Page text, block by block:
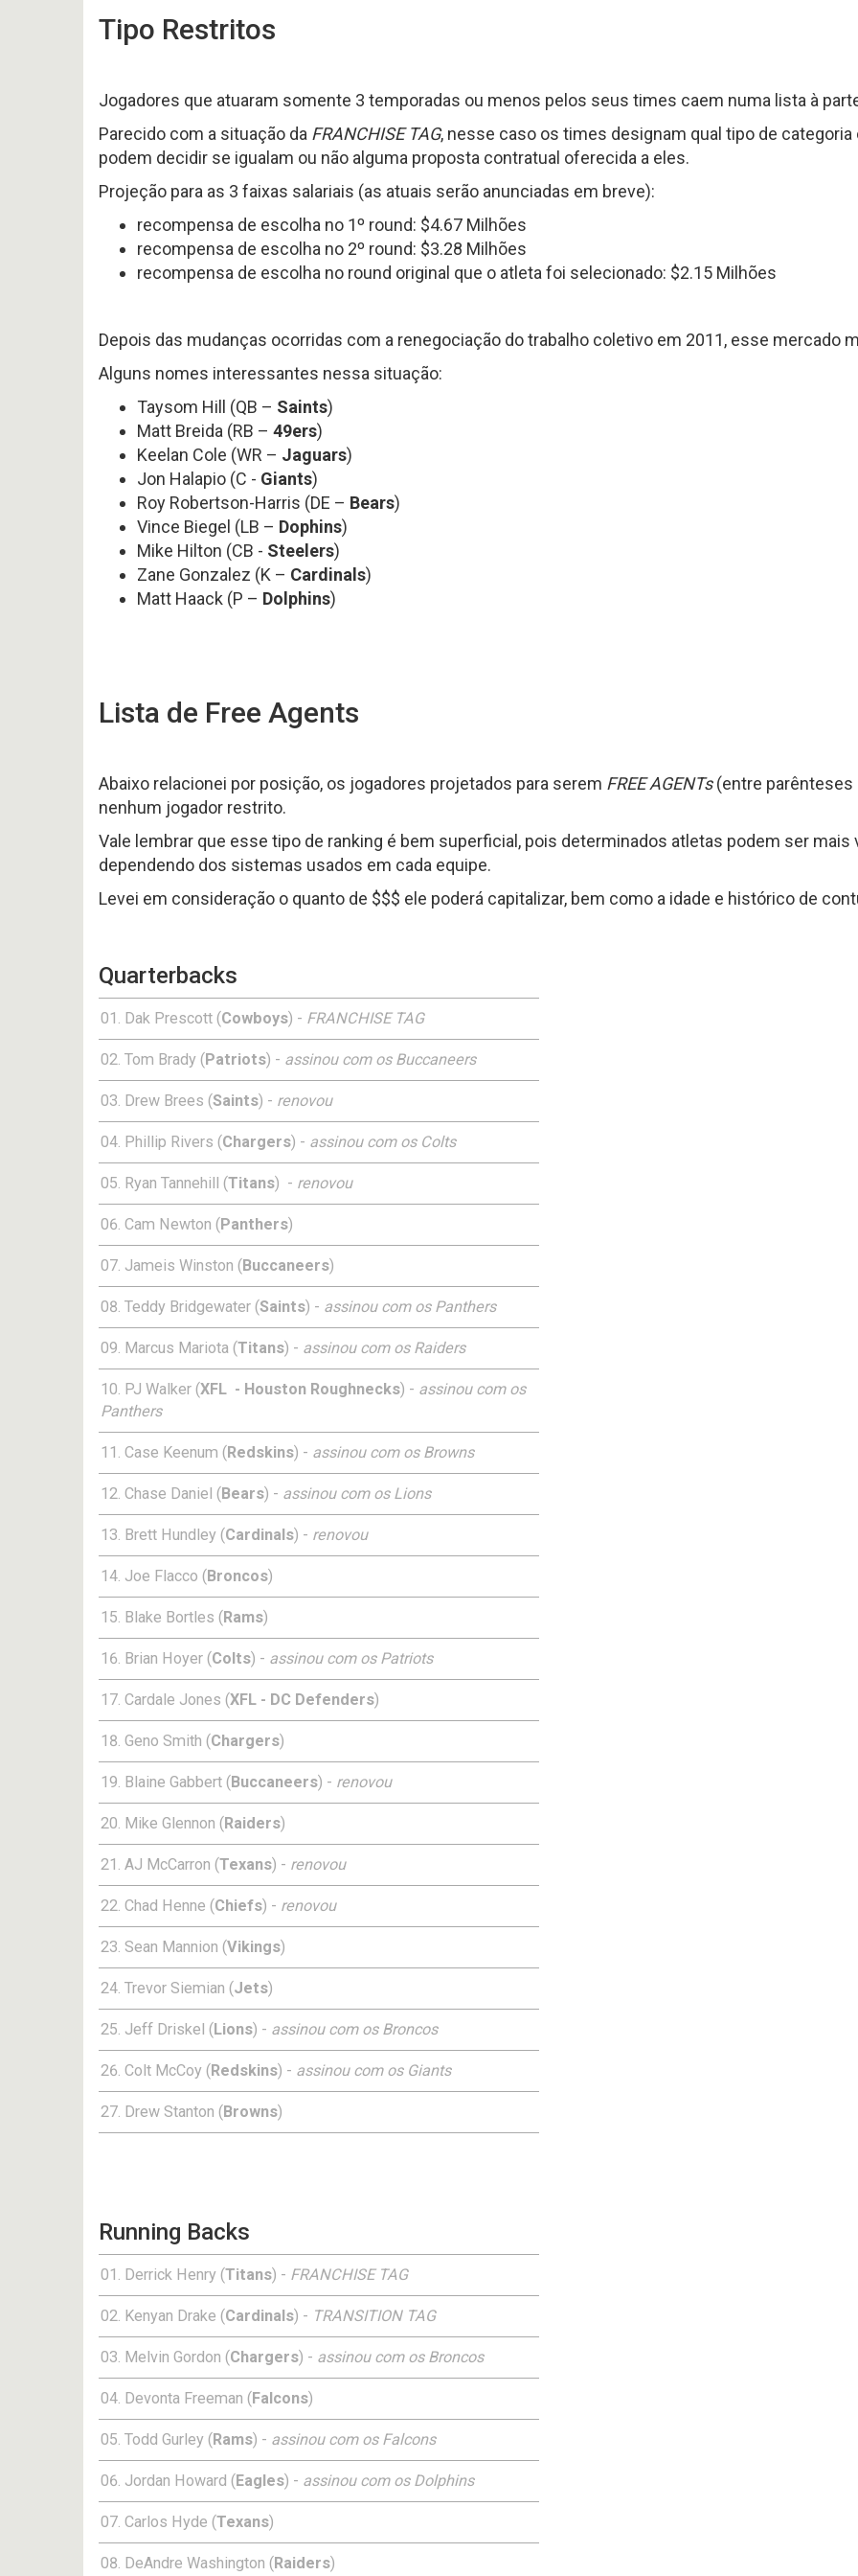
OFFSEASON
2026
–
Free
Agents
2026
da
2025
SOUTH
pt.3 pt.2
HEAD
2026
–
pt.1
Fantasy
–
Inscrições
Panorama
Fantasy
–
Semana
2025
Panorama
Fantasy
Football
de
2025
Tipo Restritos
Jogadores que atuaram somente 3 temporadas ou menos pelos seus times caem numa lista à
Parecido com a situação da FRANCHISE TAG, nesse caso os times designam qual tipo de
podem decidir se igualam ou não alguma proposta contratual oferecida a eles.
Projeção para as 3 faixas salariais (as atuais serão anunciadas em breve):
recompensa de escolha no 1º round: $4.67 Milhões
recompensa de escolha no 2º round: $3.28 Milhões
recompensa de escolha no round original que o atleta foi selecionado: $2.15 Milhões
Depois das mudanças ocorridas com a renegociação do trabalho coletivo em 2011, esse mercado
Alguns nomes interessantes nessa situação:
Taysom Hill (QB – Saints)
Matt Breida (RB – 49ers)
Keelan Cole (WR – Jaguars)
Jon Halapio (C - Giants)
Roy Robertson-Harris (DE – Bears)
Vince Biegel (LB – Dophins)
Mike Hilton (CB - Steelers)
Zane Gonzalez (K – Cardinals)
Matt Haack (P – Dolphins)
Lista de Free Agents
Abaixo relacionei por posição, os jogadores projetados para serem FREE AGENTs(entre parênteses
nenhum jogador restrito.
Vale lembrar que esse tipo de ranking é bem superficial, pois determinados atletas podem ser mais
dependendo dos sistemas usados em cada equipe.
Levei em consideração o quanto de $$$ ele poderá capitalizar, bem como a idade e histórico de
Quarterbacks
Dak Prescott (Cowboys) - FRANCHISE TAG
Tom Brady (Patriots) - assinou com os Buccaneers
Drew Brees (Saints) - renovou
Phillip Rivers (Chargers) - assinou com os Colts
Ryan Tannehill (Titans) - renovou
Cam Newton (Panthers)
Jameis Winston (Buccaneers)
Teddy Bridgewater (Saints) - assinou com os Panthers
Marcus Mariota (Titans) - assinou com os Raiders
PJ Walker (XFL - Houston Roughnecks) - assinou com os
Panthers
Case Keenum (Redskins) - assinou com os Browns
Chase Daniel (Bears) - assinou com os Lions
Brett Hundley (Cardinals) - renovou
Joe Flacco (Broncos)
Blake Bortles (Rams)
Brian Hoyer (Colts) - assinou com os Patriots
Cardale Jones (XFL - DC Defenders)
Geno Smith (Chargers)
Blaine Gabbert (Buccaneers) - renovou
Mike Glennon (Raiders)
AJ McCarron (Texans) - renovou
Chad Henne (Chiefs) - renovou
Sean Mannion (Vikings)
Trevor Siemian (Jets)
Jeff Driskel (Lions) - assinou com os Broncos
Colt McCoy (Redskins) - assinou com os Giants
Drew Stanton (Browns)
Running Backs
Derrick Henry (Titans) - FRANCHISE TAG
Kenyan Drake (Cardinals) - TRANSITION TAG
Melvin Gordon (Chargers) - assinou com os Broncos
Devonta Freeman (Falcons)
Todd Gurley (Rams) - assinou com os Falcons
Jordan Howard (Eagles) - assinou com os Dolphins
Carlos Hyde (Texans)
DeAndre Washington (Raiders)